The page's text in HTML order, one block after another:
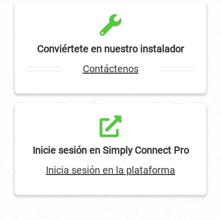
Conviértete en nuestro instalador
Contáctenos
Inicie sesión en Simply Connect Pro
Inicia sesión en la plataforma